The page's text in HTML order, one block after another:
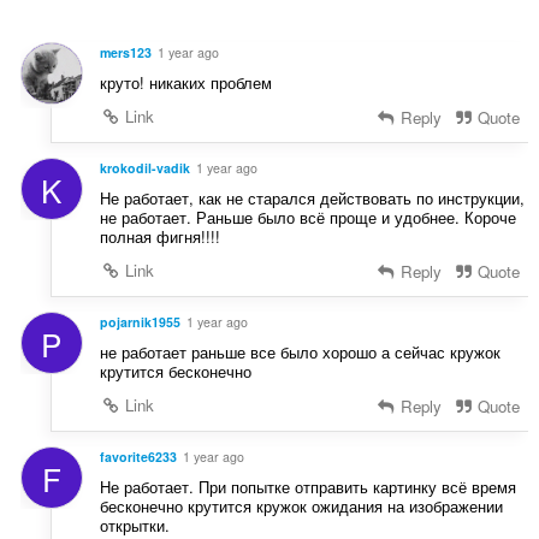
:i
n
n
:
a
d
r
i
n
g
e
mers123 1 year ago
круто! никаких проблем
Link
Reply Quote
K krokodil-vadik 1 year ago
Не работает, как не старался действовать по инструкции,
не работает. Раньше было всё проще и удобнее. Короче
полная фигня!!!!
Link
Reply Quote
P pojarnik1955 1 year ago
не работает раньше все было хорошо а сейчас кружок
крутится бесконечно
Link
Reply Quote
F favorite6233 1 year ago
Не работает. При попытке отправить картинку всё время
бесконечно крутится кружок ожидания на изображении
открытки.